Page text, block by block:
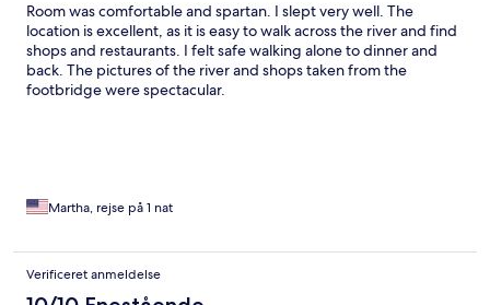
Room was comfortable and spartan. I slept very well. The
location is excellent, as it is easy to walk across the river and find
shops and restaurants. I felt safe walking alone to dinner and
back. The pictures of the river and shops taken from the
footbridge were spectacular.
Martha, rejse på 1 nat
Verificeret anmeldelse